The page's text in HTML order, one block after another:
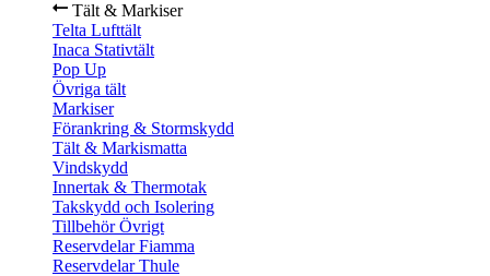
Tält & Markiser
Telta Lufttält
Inaca Stativtält
Pop Up
Övriga tält
Markiser
Förankring & Stormskydd
Tält & Markismatta
Vindskydd
Innertak & Thermotak
Takskydd och Isolering
Tillbehör Övrigt
Reservdelar Fiamma
Reservdelar Thule